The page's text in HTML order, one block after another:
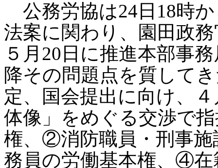
公務労協は24日18時
法案に関わり、園田政
５月20日に推進本部事
降その問題点を質して
定、国会提出に向け、
体像」をめぐる交渉で
権、②消防職員・刑事
務員の労働基本権、④